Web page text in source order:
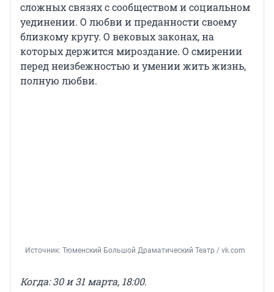
сложных связях с сообществом и социальном
уединении. О любви и преданности своему
близкому кругу. О вековых законах, на
которых держится мироздание. О смирении
перед неизбежностью и умении жить жизнь,
полную любви.
Источник: Тюменский Большой Драматический Театр / vk.com
Когда: 30 и 31 марта, 18:00.